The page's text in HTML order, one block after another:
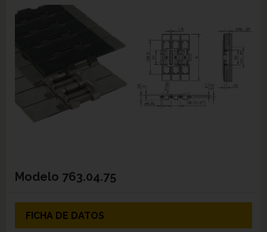
Modelo 763.04.75
FICHA DE DATOS